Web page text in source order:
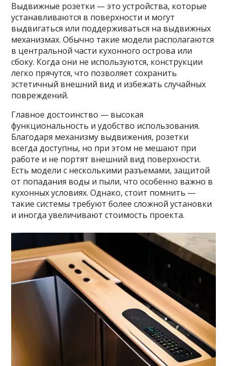
Выдвижные розетки — это устройства, которые
устанавливаются в поверхности и могут
выдвигаться или поддерживаться на выдвижных
механизмах. Обычно такие модели располагаются
в центральной части кухонного острова или
сбоку. Когда они не используются, конструкции
легко прячутся, что позволяет сохранить
эстетичный внешний вид и избежать случайных
повреждений.
Главное достоинство — высокая
функциональность и удобство использования.
Благодаря механизму выдвижения, розетки
всегда доступны, но при этом не мешают при
работе и не портят внешний вид поверхности.
Есть модели с несколькими разъемами, защитой
от попадания воды и пыли, что особенно важно в
кухонных условиях. Однако, стоит помнить —
такие системы требуют более сложной установки
и иногда увеличивают стоимость проекта.